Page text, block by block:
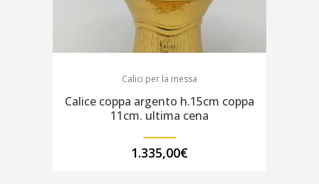
Calici per la messa
Calice coppa argento h.15cm coppa
11cm. ultima cena
1.335,00€